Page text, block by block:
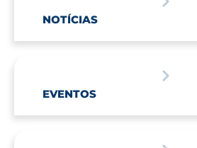
NOTÍCIAS
EVENTOS